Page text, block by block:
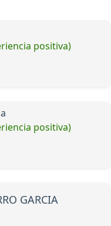
positiva)
positiva)
GARCIA